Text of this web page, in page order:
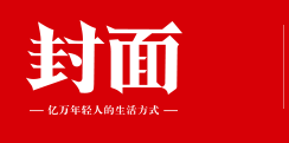
这些火箭，为何
“新疆阿勒泰八月
立秋到了 这份“打